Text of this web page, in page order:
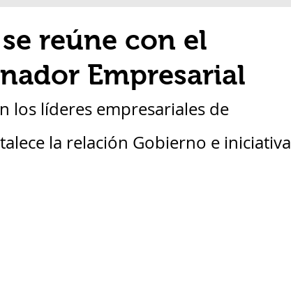
reúne con el
Empresarial
los líderes empresariales de
la relación Gobierno e iniciativa